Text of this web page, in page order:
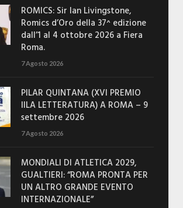
ROMICS: Sir Ian Livingstone,
Romics d’Oro della 37^ edizione
dall’1 al 4 ottobre 2026 a Fiera
Roma.
7 Agosto 2026
PILAR QUINTANA (XVI PREMIO
IILA LETTERATURA) A ROMA – 9
settembre 2026
7 Agosto 2026
MONDIALI DI ATLETICA 2029,
GUALTIERI: “ROMA PRONTA PER
UN ALTRO GRANDE EVENTO
INTERNAZIONALE”